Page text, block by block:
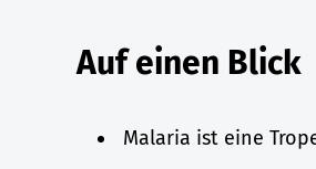
Auf einen Blick
Malaria ist eine